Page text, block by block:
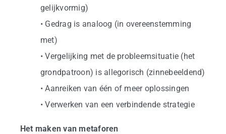
gelijkvormig)
• Gedrag is analoog (in overeenstemming
met)
• Vergelijking met de probleemsituatie (het
grondpatroon) is allegorisch (zinnebeeldend)
• Aanreiken van één of meer oplossingen
• Verwerken van een verbindende strategie
Het maken van metaforen